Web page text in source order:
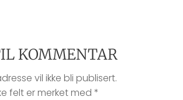
KOMMENTAR
vil ikke bli publisert.
felt er merket med *